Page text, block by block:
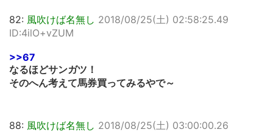
82: 風吹けば名無し 2018/08/25(土) 02:58:25.49
ID:4ilO+vZUM
>>67
なるほどサンガツ！
そのへん考えて馬券買ってみるやで～
88: 風吹けば名無し 2018/08/25(土) 03:00:00.26